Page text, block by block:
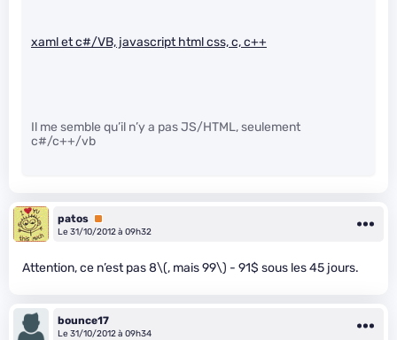
xaml et c#/VB, javascript html css, c, c++
Il me semble qu’il n’y a pas JS/HTML, seulement
c#/c++/vb
patos Premium
Le 31/10/2012 à 09h32
Attention, ce n’est pas 8\(, mais 99\) - 91$ sous les 45 jours.
bounce17
Le 31/10/2012 à 09h34